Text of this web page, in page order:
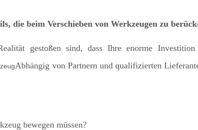
die beim Verschieben von Werkzeugen zu
gestoßen sind, dass Ihre enorme
Abhängig von Partnern und qualifizierten
bewegen müssen?